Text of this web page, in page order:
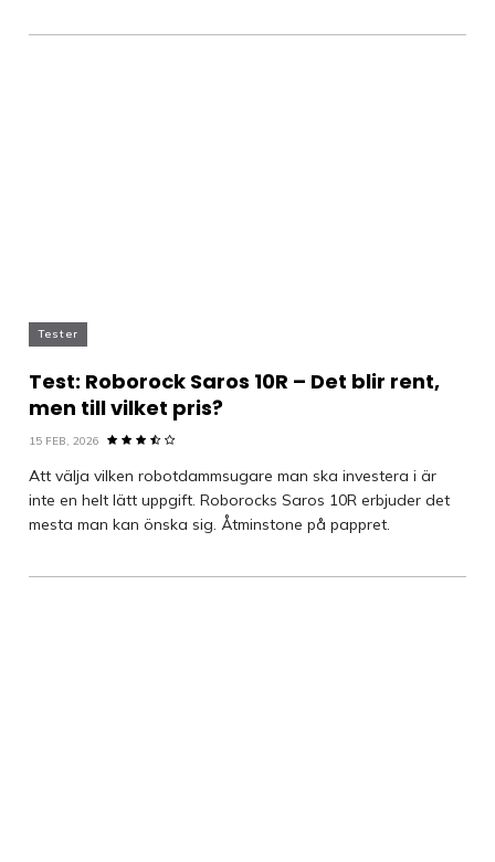
Tester
Test: Roborock Saros 10R – Det blir rent,
men till vilket pris?
15 FEB, 2026
Att välja vilken robotdammsugare man ska investera i är
inte en helt lätt uppgift. Roborocks Saros 10R erbjuder det
mesta man kan önska sig. Åtminstone på pappret.